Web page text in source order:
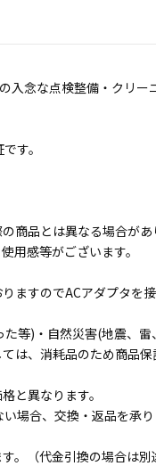
入念な点検整備・クリ
す。
商品とは異なる場合があ
用感等がございます。
すのでACアダプタを接
等)・自然災害(地震、雷
は、消耗品のため商品
と異なります。
場合、交換・返品を承
（代金引換の場合は別